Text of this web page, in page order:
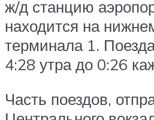
ж/д станцию
находится на
терминала 1.
4:28 утра до 0:26
Часть поездов,